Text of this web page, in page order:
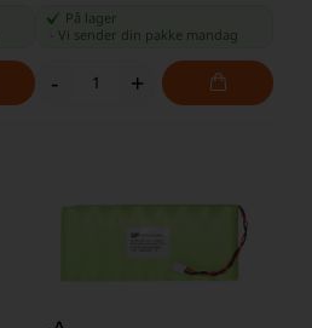
På lager
Vi sender din pakke mandag
- +